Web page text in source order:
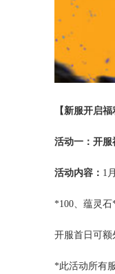
【新服开启
活动一：开
活动内容： 1
*100、蕴灵
开服首日可额
*此活动所有